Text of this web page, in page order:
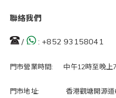
聯絡我們
/ : +852 93158041
門市營業時間: 中午12時至晚上
門市地址: 香港觀塘開源道68